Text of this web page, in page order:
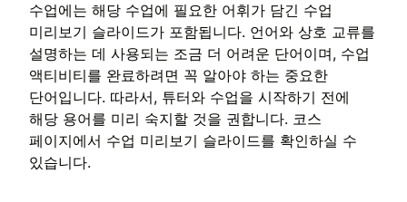
수업에는 해당 수업에 필요한 어휘가 담긴 수업
미리보기 슬라이드가 포함됩니다. 언어와 상호 교류를
설명하는 데 사용되는 조금 더 어려운 단어이며, 수업
액티비티를 완료하려면 꼭 알아야 하는 중요한
단어입니다. 따라서, 튜터와 수업을 시작하기 전에
해당 용어를 미리 숙지할 것을 권합니다. 코스
페이지에서 수업 미리보기 슬라이드를 확인하실 수
있습니다.